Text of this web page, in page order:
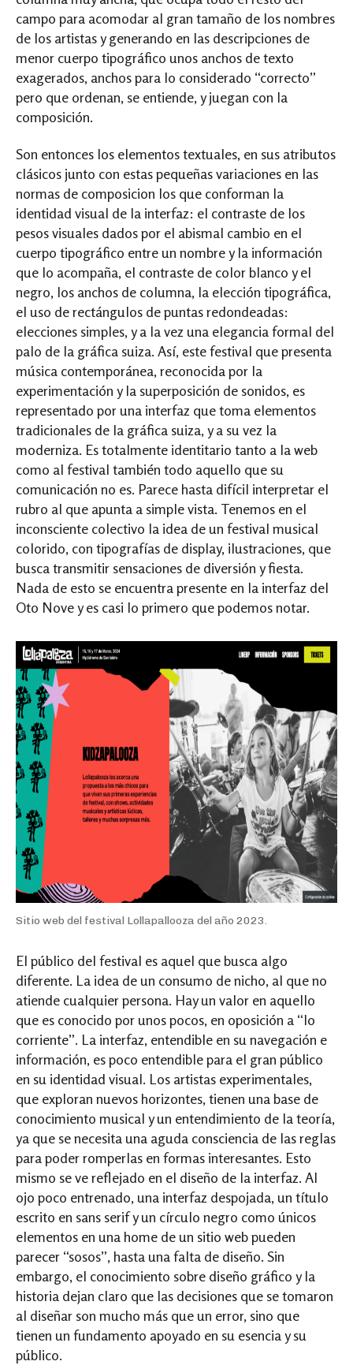
campo para acomodar al gran tamaño de los nombres
de los artistas y generando en las descripciones de
menor cuerpo tipográfico unos anchos de texto
exagerados, anchos para lo considerado “correcto”
pero que ordenan, se entiende, y juegan con la
composición.
Son entonces los elementos textuales, en sus atributos
clásicos junto con estas pequeñas variaciones en las
normas de composicion los que conforman la
identidad visual de la interfaz: el contraste de los
pesos visuales dados por el abismal cambio en el
cuerpo tipográfico entre un nombre y la información
que lo acompaña, el contraste de color blanco y el
negro, los anchos de columna, la elección tipográfica,
el uso de rectángulos de puntas redondeadas:
elecciones simples, y a la vez una elegancia formal del
palo de la gráfica suiza. Así, este festival que presenta
música contemporánea, reconocida por la
experimentación y la superposición de sonidos, es
representado por una interfaz que toma elementos
tradicionales de la gráfica suiza, y a su vez la
moderniza. Es totalmente identitario tanto a la web
como al festival también todo aquello que su
comunicación no es. Parece hasta difícil interpretar el
rubro al que apunta a simple vista. Tenemos en el
inconsciente colectivo la idea de un festival musical
colorido, con tipografías de display, ilustraciones, que
busca transmitir sensaciones de diversión y fiesta.
Nada de esto se encuentra presente en la interfaz del
Oto Nove y es casi lo primero que podemos notar.
Sitio web del festival Lollapallooza del año 2023.
El público del festival es aquel que busca algo
diferente. La idea de un consumo de nicho, al que no
atiende cualquier persona. Hay un valor en aquello
que es conocido por unos pocos, en oposición a “lo
corriente”. La interfaz, entendible en su navegación e
información, es poco entendible para el gran público
en su identidad visual. Los artistas experimentales,
que exploran nuevos horizontes, tienen una base de
conocimiento musical y un entendimiento de la teoría,
ya que se necesita una aguda consciencia de las reglas
para poder romperlas en formas interesantes. Esto
mismo se ve reflejado en el diseño de la interfaz. Al
ojo poco entrenado, una interfaz despojada, un título
escrito en sans serif y un círculo negro como únicos
elementos en una home de un sitio web pueden
parecer “sosos”, hasta una falta de diseño. Sin
embargo, el conocimiento sobre diseño gráfico y la
historia dejan claro que las decisiones que se tomaron
al diseñar son mucho más que un error, sino que
tienen un fundamento apoyado en su esencia y su
público.